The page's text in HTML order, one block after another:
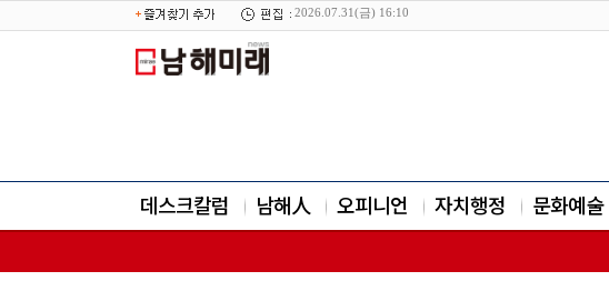
2026.07.31(금) 16:10
데스크칼럼 남해人 오피니언 자치행정 문화예술